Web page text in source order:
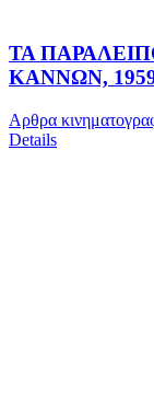
ΤΑ
ΚΑΝΝΩΝ,
Αρθρα
Details